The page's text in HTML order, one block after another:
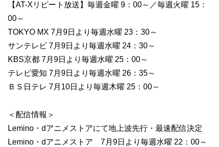
【AT-Xリピート放送】毎週金曜 9：00～／毎週火曜 15：
00～
TOKYO MX 7月9日より毎週水曜 23：30～
サンテレビ 7月9日より毎週水曜 24：30～
KBS京都 7月9日より毎週水曜 25：00～
テレビ愛知 7月9日より毎週水曜 26：35～
ＢＳ日テレ 7月10日より毎週木曜 25：00～
＜配信情報＞
Lemino・dアニメストアにて地上波先行・最速配信決定
Lemino・dアニメストア 7月9日より毎週水曜 22：00～